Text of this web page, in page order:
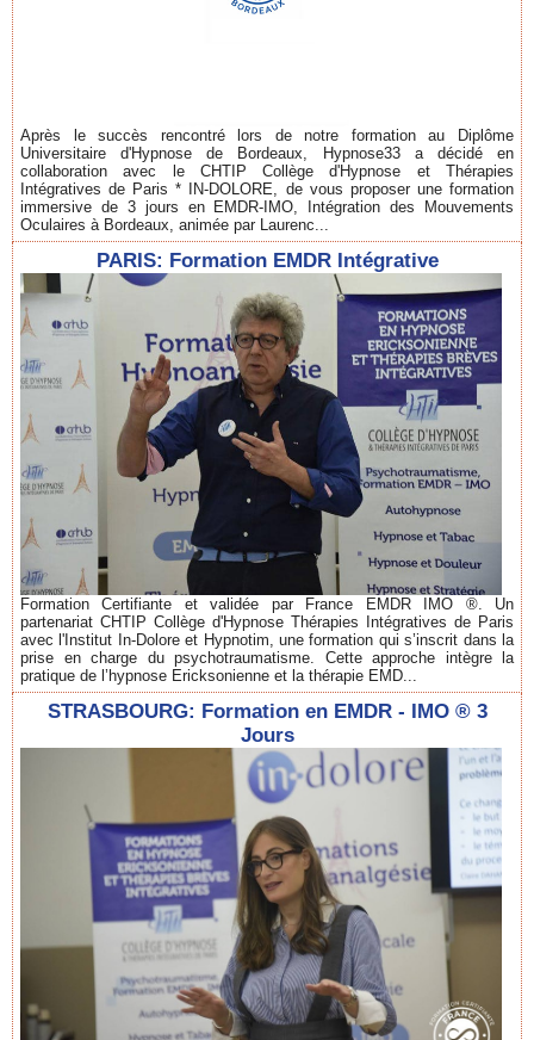
Après le succès rencontré lors de notre formation au Diplôme
Universitaire d'Hypnose de Bordeaux, Hypnose33 a décidé en
collaboration avec le CHTIP Collège d'Hypnose et Thérapies
Intégratives de Paris * IN-DOLORE, de vous proposer une formation
immersive de 3 jours en EMDR-IMO, Intégration des Mouvements
Oculaires à Bordeaux, animée par Laurenc...
PARIS: Formation EMDR Intégrative
Formation Certifiante et validée par France EMDR IMO ®. Un
partenariat CHTIP Collège d'Hypnose Thérapies Intégratives de Paris
avec l'Institut In-Dolore et Hypnotim, une formation qui s’inscrit dans la
prise en charge du psychotraumatisme. Cette approche intègre la
pratique de l’hypnose Ericksonienne et la thérapie EMD...
STRASBOURG: Formation en EMDR - IMO ® 3
Jours